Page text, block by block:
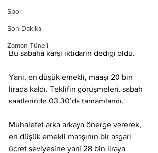
Spor
Son Dakika
Zaman Tüneli
Bu sabaha karşı iktidarın dediği oldu.
Yani, en düşük emekli, maaşı 20 bin
lirada kaldı. Teklifin görüşmeleri, sabah
saatlerinde 03.30’da tamamlandı.
Muhalefet arka arkaya önerge vererek,
en düşük emekli maaşının bir asgari
ücret seviyesine yani 28 bin liraya